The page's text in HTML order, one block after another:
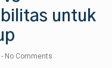
untuk
No Comments